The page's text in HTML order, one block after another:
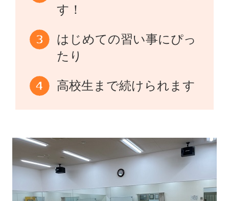
す！
はじめての習い事にぴっ
たり
高校生まで続けられます